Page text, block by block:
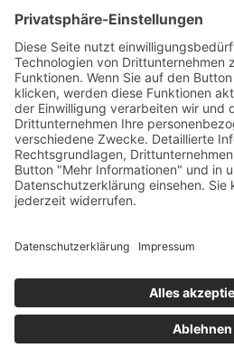
Partner für herausragendes
Präsenz. Mit unserem Fokus
Professionalität helfen wir
Privatpersonen dabei, sich im
behaupten und zu glänzen.
Links
Datenschutzerklärung